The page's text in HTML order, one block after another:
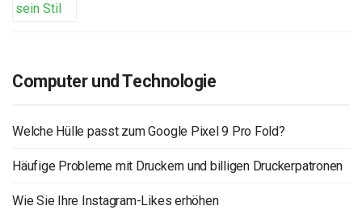
Computer und Technologie
Welche Hülle passt zum Google Pixel 9 Pro Fold?
Häufige Probleme mit Druckern und billigen Druckerpatronen
Wie Sie Ihre Instagram-Likes erhöhen